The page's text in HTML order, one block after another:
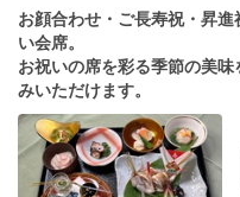
お顔合わせ・ご長寿祝・昇
い会席。
お祝いの席を彩る季節の美
みいただけます。